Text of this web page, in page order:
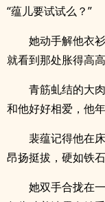
“蕴儿要试试么？”
她动手解他衣
就看到那处胀得高
青筋虬结的大
和他好好相爱，他
裴蕴记得他在
昂扬挺拔，硬如铁
她双手合拢在